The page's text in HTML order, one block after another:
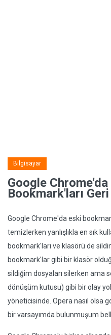
Bilgisayar
Google
Bookmark'ları
Google Chrome'da eski
temizlerken yanlışlıkla en sık
bookmark'ları ve klasörü de
bookmark'lar gibi bir klasör
sildiğim dosyaları silerken ama
dönüşüm kutusu) gibi bir olay
yöneticisinde. Opera nasıl olsa
bir varsayımda bulunmuşum